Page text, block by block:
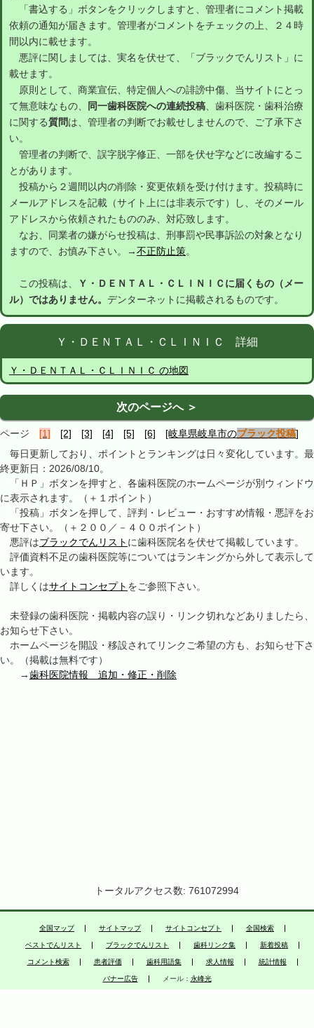
「書込する」ボタンをクリックしますと、管理者にコメント掲載
依頼の通知が届きます。管理者がコメントをチェックの上、２４時
間以内に載せます。
悪評に関しましては、実名を伏せて、「ブラックでんリスト」に
載せます。
原則として、商業宣伝、特定個人への誹謗中傷、当サイトにとっ
て無意味なもの、
同一歯科医院への連続投稿、歯科医院・歯科治療
に関する質問は、管理者の判断でお載せしませんので、ご了承下さ
い。
管理者の判断で、誤字脱字修正、一部を伏せ字などに改編するこ
とがあります。
投稿から２週間以内の削除・変更依頼を受け付けます。投稿時に
メールアドレスを記載（サイト上には非表示です）し、そのメール
アドレスから依頼されたもののみ、対応致します。
なお、同業者の嫌がらせ投稿は、刑事罰や民事訴訟の対象となり
ますので、お慎み下さい。→不正防止策。
この投稿は、
Ｙ・ＤＥＮＴＡＬ・ＣＬＩＮＩＣに届くもの（メー
ル）ではありません。 デンターネットに掲載されるものです。
Ｙ・ＤＥＮＴＡＬ・ＣＬＩＮＩＣ 詳細
Ｙ・ＤＥＮＴＡＬ・ＣＬＩＮＩＣ の地図
次のページへ ＞
ページ [1] [2] [3] [4] [5] [6] [岐阜県岐阜市のブラック投稿]
毎日更新しており、ポイントとランキングは日々変化しています。最
終更新日：2026/08/10。
「ＨＰ」ボタンを押すと、各歯科医院のホームページが別ウィンドウ
に表示されます。（＋１ポイント）
「投稿」ボタンを押して、評判・レビュー・おすすめ情報・悪評をお
寄せ下さい。（＋２００／－４００ポイント）
悪評はブラックでんリスト に歯科医院名を伏せて掲載しています。
評価資料不足の歯科医院等についてはランキングから外して表示して
います。
詳しくはサイトコンセプト をご参照下さい。
未登録の歯科医院・掲載内容の誤り・リンク切れなどありましたら、
お知らせ下さい。
ホームページを開設・移設されてリンクご希望の方も、お知らせ下さ
い。（掲載は無料です）
→歯科医院情報 追加・修正・削除
トータルアクセス数: 761072994
全国マップ サイトマップ サイトコンセプト 全国検索
ベストでんリスト ブラックでんリスト 歯科リンク集 新着投稿
コメント検索 患者評価 歯科用語集 求人情報 統計情報
バナー広告 メール： 永峰光